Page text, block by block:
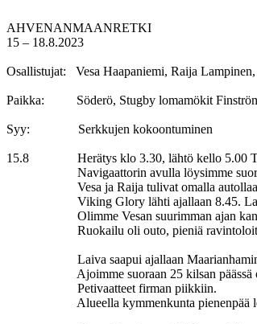
AHVENANMAANRETKI
15 – 18.8.2023
Osallistujat: Vesa Haapaniemi, Raija
Paikka: Söderö, Stugby lomamökit
Syy: Serkkujen kokoontuminen
15.8 Herätys klo 3.30, lähtö kello 5.00
Navigaattorin avulla löysimme
Vesa ja Raija tulivat omalla autollaan
Viking Glory lähti ajallaan 8.45. Laivassa
Olimme Vesan suurimman ajan kannella.
Ruokailu oli outo, pieniä ravintoloita,
Laiva saapui ajallaan Maarianhaminaan.
Ajoimme suoraan 25 kilsan päässä
Petivaatteet firman piikkiin.
Alueella kymmenkunta pienenpää